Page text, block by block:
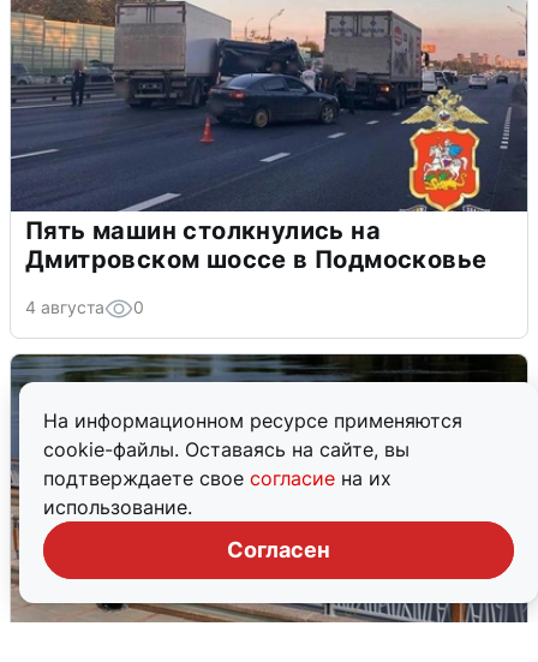
На информационном ресурсе применяются
cookie-файлы. Оставаясь на сайте, вы
подтверждаете свое согласие на их
использование.
Согласен
Пять машин столкнулись на
Дмитровском шоссе в Подмосковье
4 августа 0